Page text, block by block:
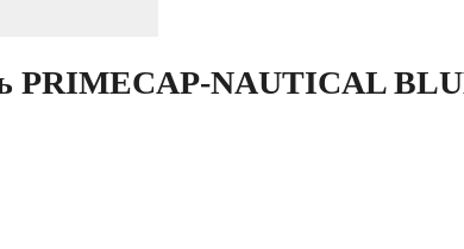
PRIMECAP-NAUTICAL